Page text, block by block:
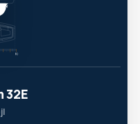
32E